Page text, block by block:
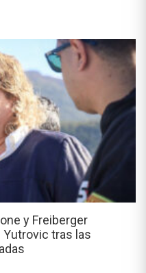
y Freiberger
tras las